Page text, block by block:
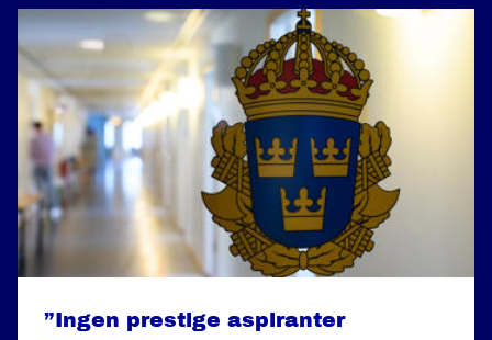
”Ingen prestige aspiranter